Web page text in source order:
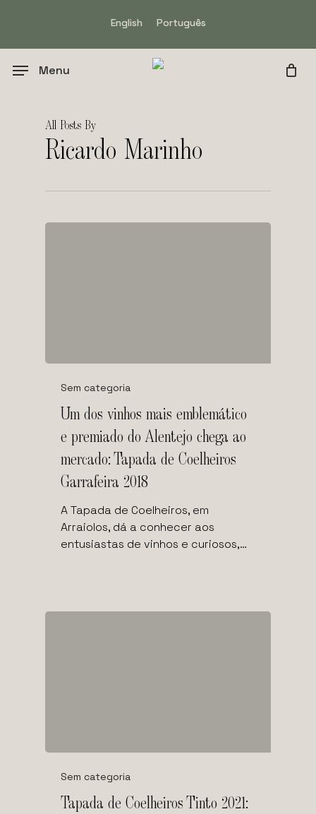
English Português
Menu
All Posts By
Ricardo Marinho
Sem categoria
Um dos vinhos mais emblemático
e premiado do Alentejo chega ao
mercado: Tapada de Coelheiros
Garrafeira 2018
A Tapada de Coelheiros, em
Arraiolos, dá a conhecer aos
entusiastas de vinhos e curiosos,…
Sem categoria
Tapada de Coelheiros Tinto 2021: